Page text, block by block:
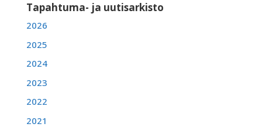
Tapahtuma- ja uutisarkisto
2026
2025
2024
2023
2022
2021